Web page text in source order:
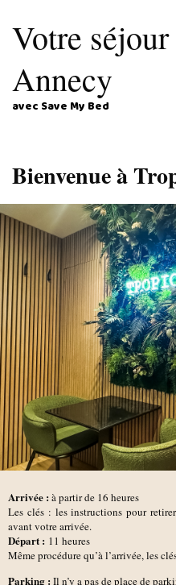
Votre séjour
Annecy
avec Save My Bed
Bienvenue à
Arrivée : à partir de 16 heures
Les clés : les instructions pour
avant votre arrivée.
Départ : 11 heures
Même procédure qu’à l’arrivée, les
Parking : Il n’y a pas de place de